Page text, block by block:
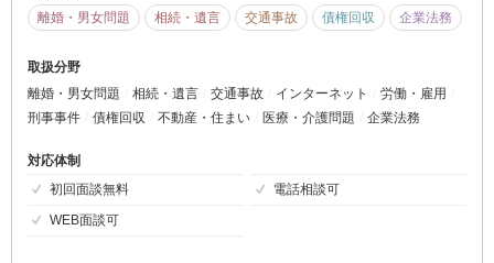
離婚・男女問題
相続・遺言 交通事故 債権回収 企業法務
取扱分野
離婚・男女問題
相続・遺言 交通事故 インターネット
労働・雇用
刑事事件
債権回収 不動産・住まい 医療・介護問題 企業法務
対応体制
初回面談無料
電話相談可
WEB面談可